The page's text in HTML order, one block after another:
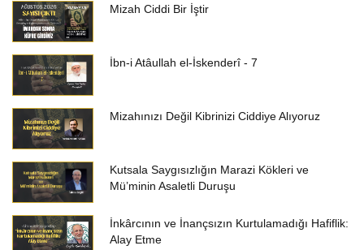
Mizah Ciddi Bir İştir
İbn-i Atâullah el-İskenderî - 7
Mizahınızı Değil Kibrinizi Ciddiye Alıyoruz
Kutsala Saygısızlığın Marazi Kökleri ve
Mü’minin Asaletli Duruşu
İnkârcının ve İnançsızın Kurtulamadığı Hafiflik:
Alay Etme